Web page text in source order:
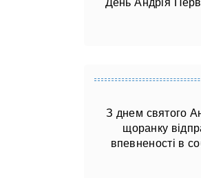
День Андрія
З днем ​​святого
щоранку
впевненості в